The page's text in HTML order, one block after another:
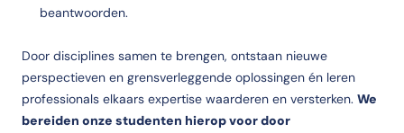
beantwoorden.
Door disciplines samen te brengen, ontstaan nieuwe
perspectieven en grensverleggende oplossingen én leren
professionals elkaars expertise waarderen en versterken. We
bereiden onze studenten hierop voor door